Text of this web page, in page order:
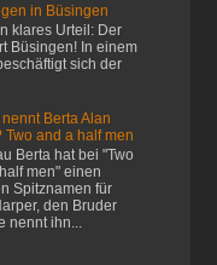
in Büsingen
klares Urteil: Der
Büsingen! In einem
sich der
Berta Alan
Two and a half men
Berta hat bei "Two
men" einen
Spitznamen für
den Bruder
nennt ihn...